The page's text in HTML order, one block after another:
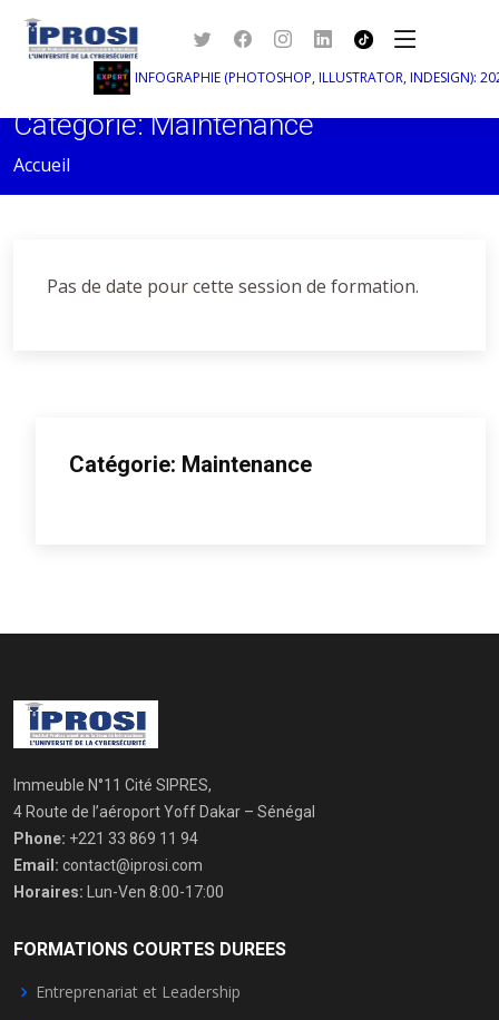
INFOGRAPHIE (PHOTOSHOP, ILLUSTRATOR, INDESIGN):
Catégorie: Maintenance
Accueil
Pas de date pour cette session de formation.
Catégorie: Maintenance
Immeuble N°11 Cité SIPRES,
4 Route de l’aéroport Yoff Dakar – Sénégal
Phone: +221 33 869 11 94
Email: contact@iprosi.com
Horaires: Lun-Ven 8:00-17:00
FORMATIONS COURTES DUREES
Entreprenariat et Leadership